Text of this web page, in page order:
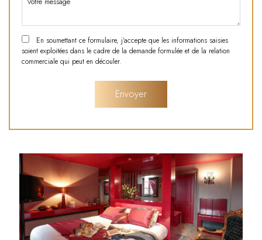
En soumettant ce formulaire, j'accepte que les informations saisies
soient exploitées dans le cadre de la demande formulée et de la relation
commerciale qui peut en découler.